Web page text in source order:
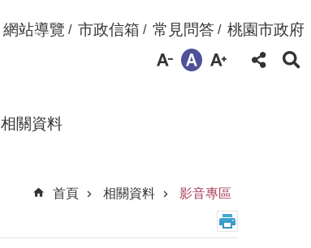
網站導覽 市政信箱 常見問答 桃園市政府
相關資料
首頁
相關資料 影音專區